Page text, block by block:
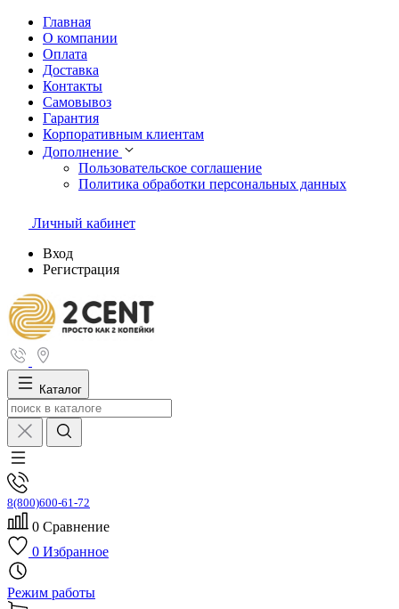
Главная
О компании
Оплата
Доставка
Контакты
Самовывоз
Гарантия
Корпоративным клиентам
Дополнение
Пользовательское соглашение
Политика обработки персональных данных
Личный кабинет
Вход
Регистрация
Каталог
8(800)600-61-72
0 Сравнение
0 Избранное
Режим работы